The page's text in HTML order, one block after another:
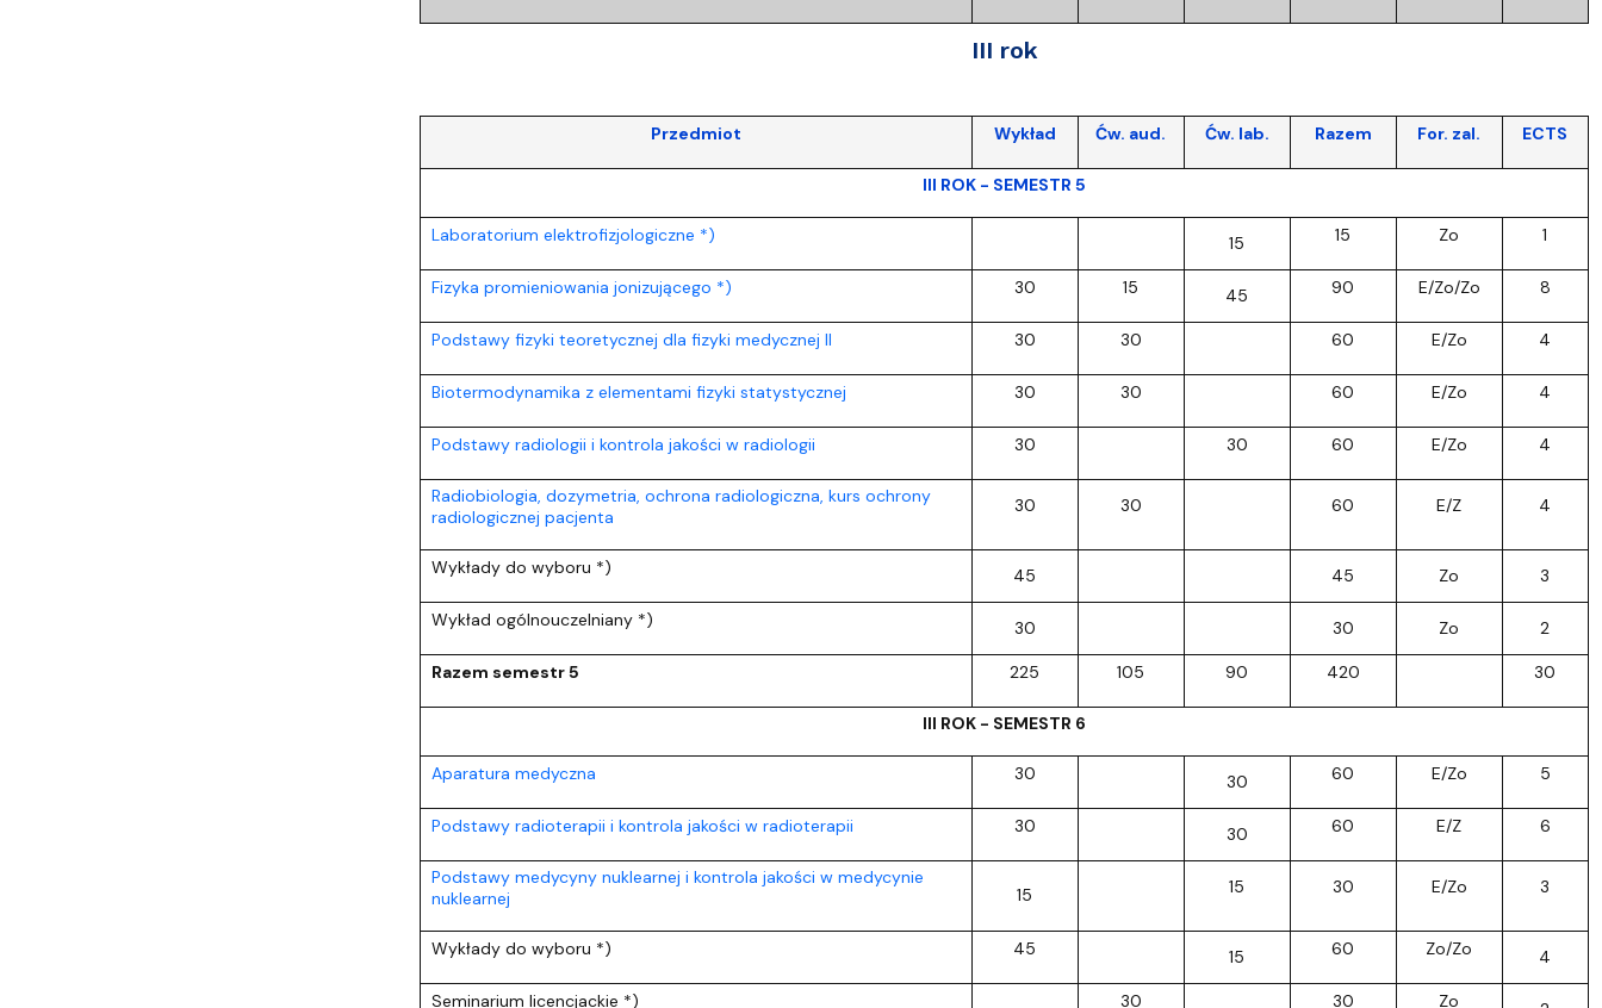
III rok
Przedmiot Wykład Ćw. aud. Ćw. lab. Razem For. zal. ECTS
III ROK - SEMESTR 5
Laboratorium elektrofizjologiczne *) 15 15 Zo 1
Fizyka promieniowania jonizującego *) 30 15 45 90 E/Zo/Zo 8
Podstawy fizyki teoretycznej dla fizyki medycznej II 30 30 60 E/Zo 4
Biotermodynamika z elementami fizyki statystycznej 30 30 60 E/Zo 4
Podstawy radiologii i kontrola jakości w radiologii 30 30 60 E/Zo 4
Radiobiologia, dozymetria, ochrona radiologiczna, kurs ochrony
radiologicznej pacjenta
30 30 60 E/Z 4
Wykłady do wyboru *) 45 45 Zo 3
Wykład ogólnouczelniany *) 30 30 Zo 2
Razem semestr 5 225 105 90 420 30
III ROK - SEMESTR 6
Aparatura medyczna 30 30 60 E/Zo 5
Podstawy radioterapii i kontrola jakości w radioterapii 30 30 60 E/Z 6
Podstawy medycyny nuklearnej i kontrola jakości w medycynie
nuklearnej
15 15 30 E/Zo 3
Wykłady do wyboru *) 45 15 60 Zo/Zo 4
Seminarium licencjackie *) 30 30 Zo